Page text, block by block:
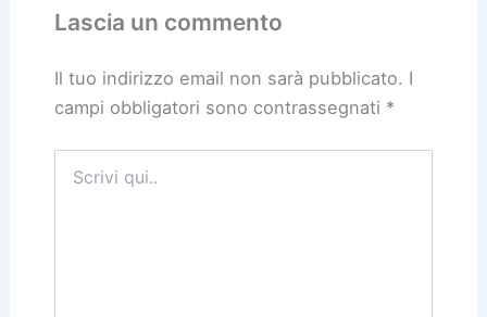
Lascia un commento
Il tuo indirizzo email non sarà pubblicato. I
campi obbligatori sono contrassegnati *
qui..